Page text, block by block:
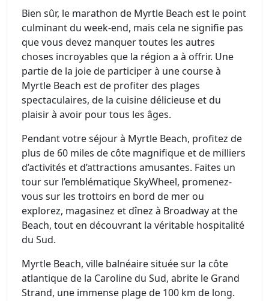
Bien sûr, le marathon de Myrtle Beach est le point
culminant du week-end, mais cela ne signifie pas
que vous devez manquer toutes les autres
choses incroyables que la région a à offrir. Une
partie de la joie de participer à une course à
Myrtle Beach est de profiter des plages
spectaculaires, de la cuisine délicieuse et du
plaisir à avoir pour tous les âges.
Pendant votre séjour à Myrtle Beach, profitez de
plus de 60 miles de côte magnifique et de milliers
d’activités et d’attractions amusantes. Faites un
tour sur l’emblématique SkyWheel, promenez-
vous sur les trottoirs en bord de mer ou
explorez, magasinez et dînez à Broadway at the
Beach, tout en découvrant la véritable hospitalité
du Sud.
Myrtle Beach, ville balnéaire située sur la côte
atlantique de la Caroline du Sud, abrite le Grand
Strand, une immense plage de 100 km de long.